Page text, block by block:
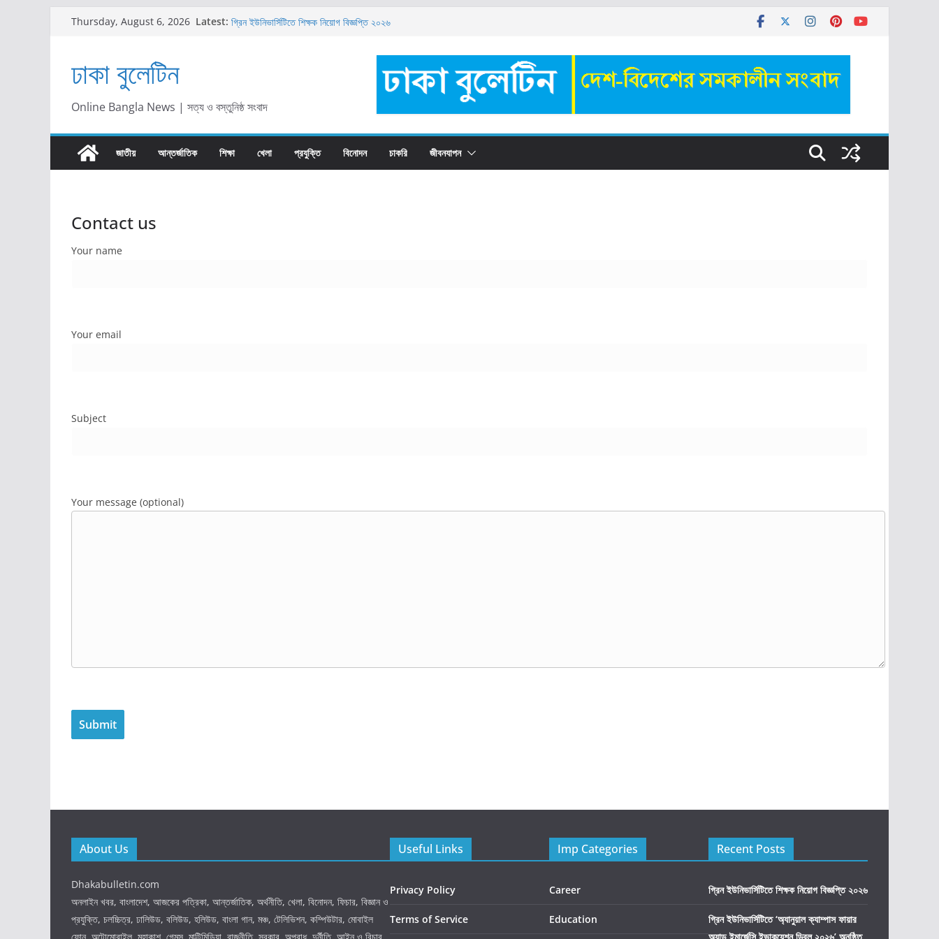
Thursday, August 6, 2026 Latest: গ্রিন ইউনিভার্সিটিতে শিক্ষক নিয়োগ বিজ্ঞপ্তি ২০২৬
সঞ্চয়পত্র নাকি এফডিআর: টাকা কোথায় রাখবেন? সুবিধা-অসুবিধা, সুদের হার ও সঠিক
প্রাইম ব্যাংকে ম্যানেজমেন্ট ট্রেইনি নিয়োগ ২০২৬: যোগ্যতা, বেতন ও আবেদন পদ্ধতি
দেখুন
ঢাকা বুলেটিন
Online Bangla News | সত্য ও বস্তুনিষ্ঠ সংবাদ
জাতীয় আন্তর্জাতিক শিক্ষা খেলা প্রযুক্তি বিনোদন চাকরি জীবনযাপন
Contact us
Your name
Your email
Subject
Your message (optional)
About Us
Dhakabulletin.com
অনলাইন খবর, বাংলাদেশ, আজকের পত্রিকা, আন্তর্জাতিক, অর্থনীতি, খেলা, বিনোদন, ফিচার, বিজ্ঞান ও
প্রযুক্তি, চলচ্চিত্র, ঢালিউড, বলিউড, হলিউড, বাংলা গান, মঞ্চ, টেলিভিশন, কম্পিউটার, মোবাইল
Useful Links
Privacy Policy
Terms of Service
Imp Categories
Career
Education
Recent Posts
গ্রিন ইউনিভার্সিটিতে শিক্ষক নিয়োগ বিজ্ঞপ্তি ২০২৬
গ্রিন ইউনিভার্সিটিতে ‘অ্যানুয়াল ক্যাম্পাস ফায়ার